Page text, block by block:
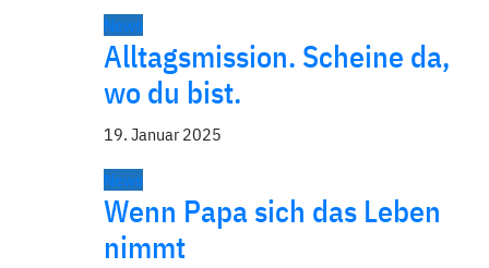
News
Alltagsmission. Scheine da,
wo du bist.
19. Januar 2025
News
Wenn Papa sich das Leben
nimmt